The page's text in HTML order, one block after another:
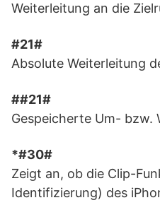
Weiterleitung an die
#21#
Absolute Weiterleitung
##21#
Gespeicherte Um- bzw.
*#30#
Zeigt an, ob die Clip-
Identifizierung) des